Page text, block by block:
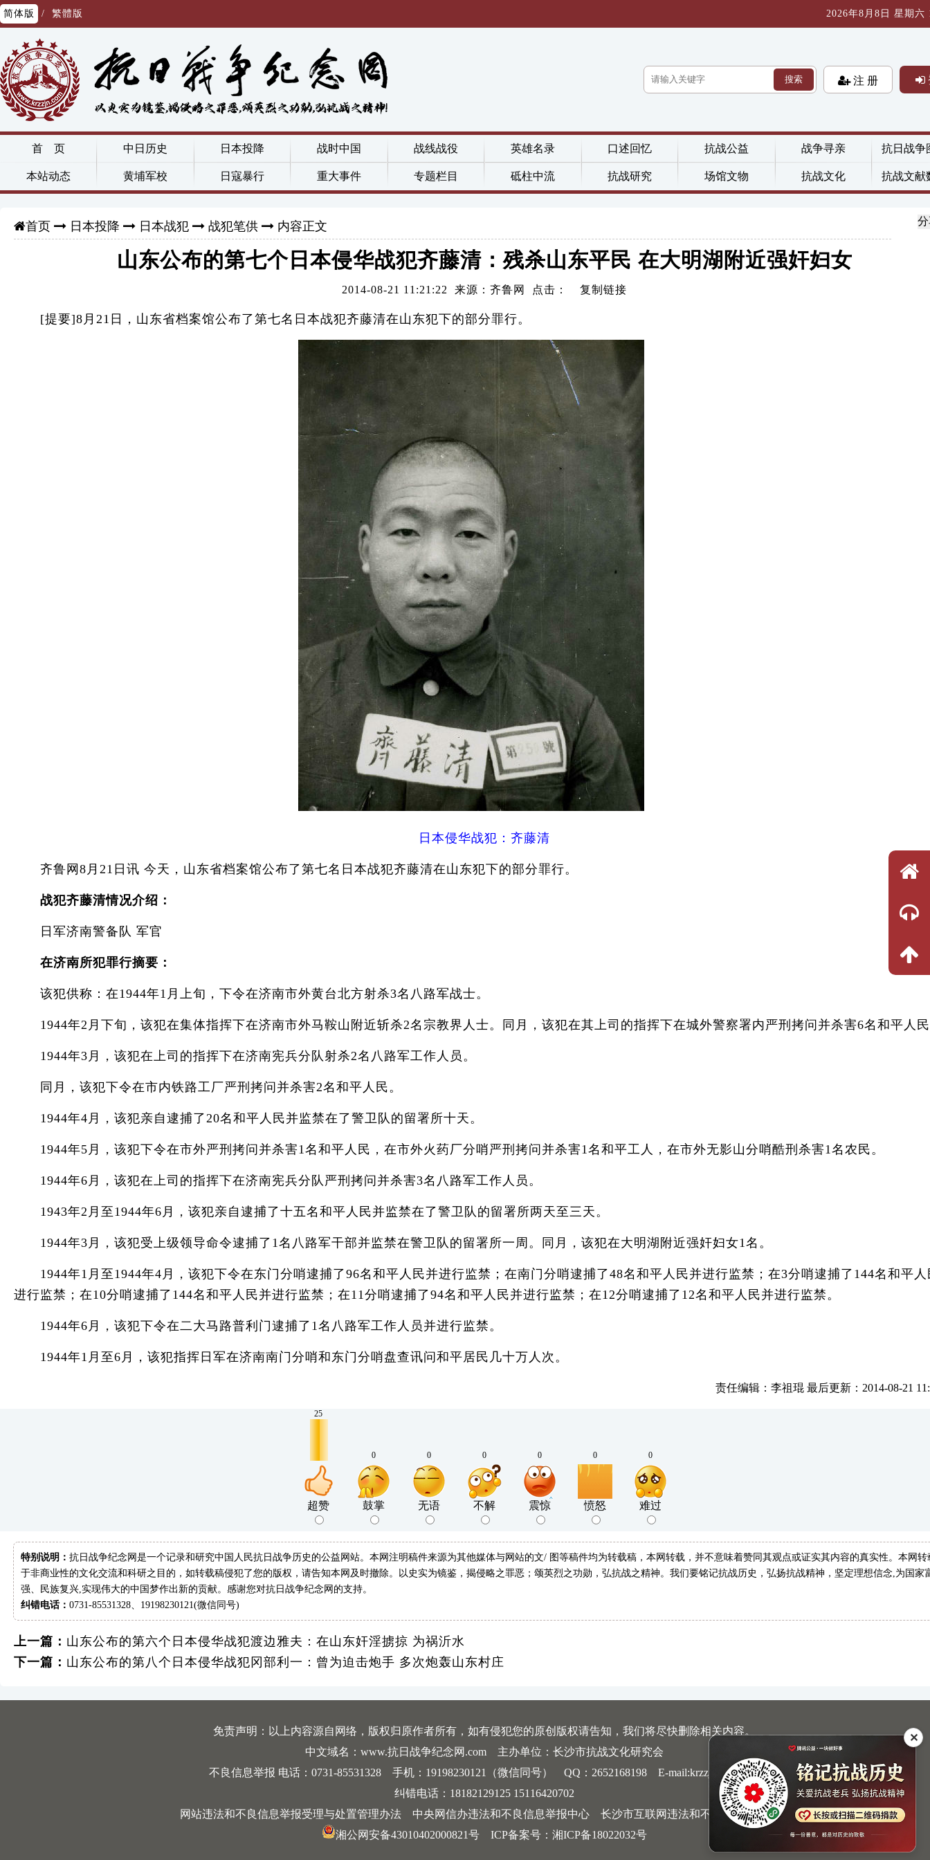
简体版 / 繁體版 2026年8月8日 星期六
搜索 注 册
首 页 中日历史 日本投降 战时中国 战线战役 英雄名录 口述回忆 抗战公益 战争寻亲 抗日战争
本站动态 黄埔军校 日寇暴行 重大事件 专题栏目 砥柱中流 抗战研究 场馆文物 抗战文化 抗战文献
首页 日本投降 日本战犯 战犯笔供 内容正文
山东公布的第七个日本侵华战犯齐藤清：残杀山东平民 在大明湖附近强奸妇女
2014-08-21 11:21:22 来源：齐鲁网 点击： 复制链接
[提要]8月21日，山东省档案馆公布了第七名日本战犯齐藤清在山东犯下的部分罪行。
日本侵华战犯：齐藤清
齐鲁网8月21日讯 今天，山东省档案馆公布了第七名日本战犯齐藤清在山东犯下的部分罪行。
战犯齐藤清情况介绍：
日军济南警备队 军官
在济南所犯罪行摘要：
该犯供称：在1944年1月上旬，下令在济南市外黄台北方射杀3名八路军战士。
1944年2月下旬，该犯在集体指挥下在济南市外马鞍山附近斩杀2名宗教界人士。同月，该犯在其上司的指挥下在城外警察署内严刑拷问并杀害6名和平人
1944年3月，该犯在上司的指挥下在济南宪兵分队射杀2名八路军工作人员。
同月，该犯下令在市内铁路工厂严刑拷问并杀害2名和平人民。
1944年4月，该犯亲自逮捕了20名和平人民并监禁在了警卫队的留署所十天。
1944年5月，该犯下令在市外严刑拷问并杀害1名和平人民，在市外火药厂分哨严刑拷问并杀害1名和平工人，在市外无影山分哨酷刑杀害1名农民。
1944年6月，该犯在上司的指挥下在济南宪兵分队严刑拷问并杀害3名八路军工作人员。
1943年2月至1944年6月，该犯亲自逮捕了十五名和平人民并监禁在了警卫队的留署所两天至三天。
1944年3月，该犯受上级领导命令逮捕了1名八路军干部并监禁在警卫队的留署所一周。同月，该犯在大明湖附近强奸妇女1名。
1944年1月至1944年4月，该犯下令在东门分哨逮捕了96名和平人民并进行监禁；在南门分哨逮捕了48名和平人民并进行监禁；在3分哨逮捕了144名和平人
进行监禁；在10分哨逮捕了144名和平人民并进行监禁；在11分哨逮捕了94名和平人民并进行监禁；在12分哨逮捕了12名和平人民并进行监禁。
1944年6月，该犯下令在二大马路普利门逮捕了1名八路军工作人员并进行监禁。
1944年1月至6月，该犯指挥日军在济南南门分哨和东门分哨盘查讯问和平居民几十万人次。
责任编辑：李祖琨 最后更新：2014-08-21
25
超赞
0
鼓掌
0
无语
0
不解
0
震惊
0
愤怒
0
难过
特别说明： 抗日战争纪念网是一个记录和研究中国人民抗日战争历史的公益网站。本网注明稿件来源为其他媒体与网站的文/ 图等稿件均为转载稿，本网转载，并不意味着赞同其观点或证实其内容的真实性。本网转
于非商业性的文化交流和科研之目的，如转载稿侵犯了您的版权，请告知本网及时撤除。以史实为镜鉴，揭侵略之罪恶；颂英烈之功勋，弘抗战之精神。我们要铭记抗战历史，弘扬抗战精神，坚定理想信念,为国家
强、民族复兴,实现伟大的中国梦作出新的贡献。感谢您对抗日战争纪念网的支持。
纠错电话： 0731-85531328、19198230121(微信同号)
上一篇： 山东公布的第六个日本侵华战犯渡边雅夫：在山东奸淫掳掠 为祸沂水
下一篇： 山东公布的第八个日本侵华战犯冈部利一：曾为迫击炮手 多次炮轰山东村庄
免责声明：以上内容源自网络，版权归原作者所有，如有侵犯您的原创版权请告知，我们将尽快删除相关内容。
中文域名：www.抗日战争纪念网.com 主办单位：长沙市抗战文化研究会
不良信息举报 电话：0731-85531328 手机：19198230121（微信同号） QQ：2652168198 E-mail:krzzjn@qq.com
纠错电话：18182129125 15116420702
网站违法和不良信息举报受理与处置管理办法
中央网信办违法和不良信息举报中心
长沙市互联网违法和不良信息举报中心
湘公网安备43010402000821号 ICP备案号： 湘ICP备18022032号
✕